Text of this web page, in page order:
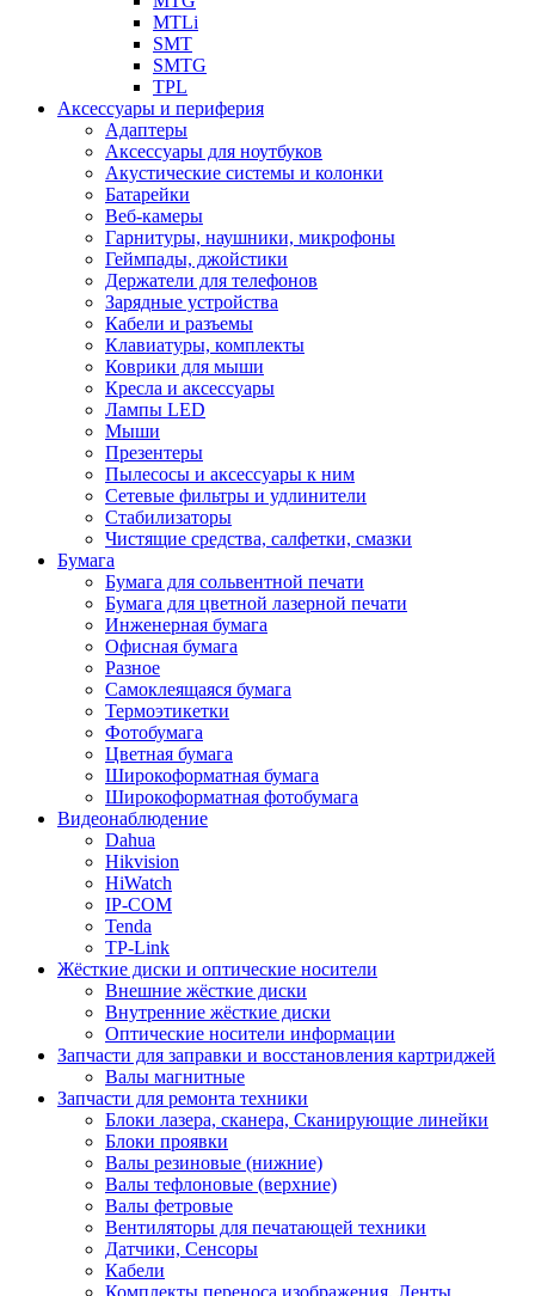
MTLi
SMT
SMTG
TPL
Аксессуары и периферия
Адаптеры
Аксессуары для ноутбуков
Акустические системы и колонки
Батарейки
Веб-камеры
Гарнитуры, наушники, микрофоны
Геймпады, джойстики
Держатели для телефонов
Зарядные устройства
Кабели и разъемы
Клавиатуры, комплекты
Коврики для мыши
Кресла и аксессуары
Лампы LED
Мыши
Презентеры
Пылесосы и аксессуары к ним
Сетевые фильтры и удлинители
Стабилизаторы
Чистящие средства, салфетки, смазки
Бумага
Бумага для сольвентной печати
Бумага для цветной лазерной печати
Инженерная бумага
Офисная бумага
Разное
Самоклеящаяся бумага
Термоэтикетки
Фотобумага
Цветная бумага
Широкоформатная бумага
Широкоформатная фотобумага
Видеонаблюдение
Dahua
Hikvision
HiWatch
IP-COM
Tenda
TP-Link
Жёсткие диски и оптические носители
Внешние жёсткие диски
Внутренние жёсткие диски
Оптические носители информации
Запчасти для заправки и восстановления картриджей
Валы магнитные
Запчасти для ремонта техники
Блоки лазера, сканера, Сканирующие линейки
Блоки проявки
Валы резиновые (нижние)
Валы тефлоновые (верхние)
Валы фетровые
Вентиляторы для печатающей техники
Датчики, Сенсоры
Кабели
Комплекты переноса изображения, Ленты